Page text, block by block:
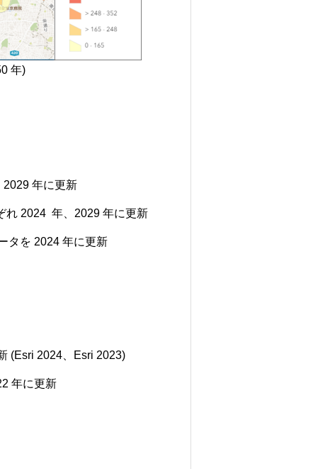
年)
2029 年に更新
れ 2024 年、2029 年に更新
タを 2024 年に更新
(Esri 2024、Esri 2023)
年に更新